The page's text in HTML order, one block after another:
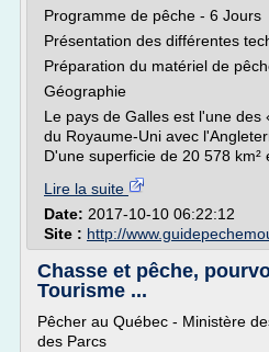
Programme de pêche - 6 Jours
Présentation des différentes
Préparation du matériel de
Géographie
Le pays de Galles est l'une des
du Royaume-Uni avec
D'une superficie de 20 578 km²
Lire la suite
Date: 2017-10-10 06:22:12
Site : http://
Chasse et pêche,
Tourisme ...
Pêcher au Québec - Ministère
des Parcs